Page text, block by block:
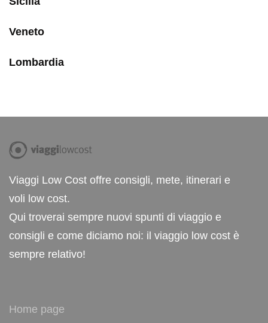
Veneto
Lombardia
Viaggi Low Cost offre consigli, mete, itinerari e
voli low cost.
Qui troverai sempre nuovi spunti di viaggio e
consigli e come diciamo noi: il viaggio low cost è
sempre relativo!
Home page